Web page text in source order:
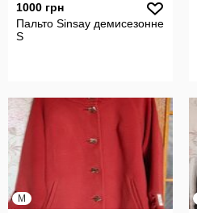
1000 грн
Пальто Sinsay демисезонне
S
M